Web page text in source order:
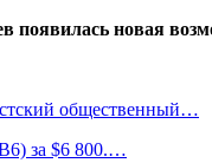
появилась новая
общественный…
за $6 800.…